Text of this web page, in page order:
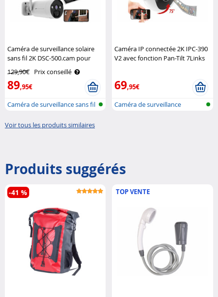
Caméra de surveillance solaire
sans fil 2K DSC-500.cam pour
enregistreur DSC-500.nvr
VisorTech
129,90€ Prix conseillé
89,95€
Caméra de surveillance sans fil
Caméra IP connectée 2K IPC-390
V2 avec fonction Pan-Tilt 7Links
69,95€
Caméra de surveillance
Voir tous les produits similaires
Produits suggérés
-41 % TOP VENTE